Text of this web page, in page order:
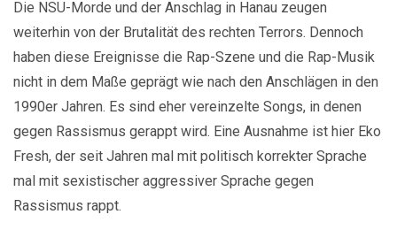
Die NSU-Morde und der Anschlag in Hanau zeugen
weiterhin von der Brutalität des rechten Terrors. Dennoch
haben diese Ereignisse die Rap-Szene und die Rap-Musik
nicht in dem Maße geprägt wie nach den Anschlägen in den
1990er Jahren. Es sind eher vereinzelte Songs, in denen
gegen Rassismus gerappt wird. Eine Ausnahme ist hier Eko
Fresh, der seit Jahren mal mit politisch korrekter Sprache
mal mit sexistischer aggressiver Sprache gegen
Rassismus rappt.